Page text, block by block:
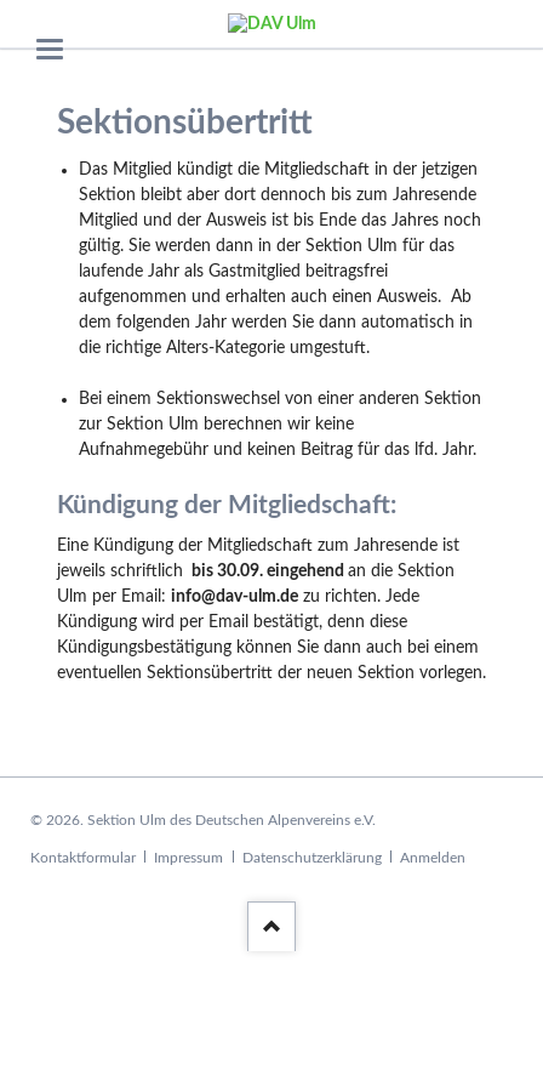
Sektionsübertritt
Das Mitglied kündigt die Mitgliedschaft in der jetzigen
Sektion bleibt aber dort dennoch bis zum Jahresende
Mitglied und der Ausweis ist bis Ende das Jahres noch
gültig. Sie werden dann in der Sektion Ulm für das
laufende Jahr als Gastmitglied beitragsfrei
aufgenommen und erhalten auch einen Ausweis. Ab
dem folgenden Jahr werden Sie dann automatisch in
die richtige Alters-Kategorie umgestuft.
Bei einem Sektionswechsel von einer anderen Sektion
zur Sektion Ulm berechnen wir keine
Aufnahmegebühr und keinen Beitrag für das lfd. Jahr.
Kündigung der Mitgliedschaft:
Eine Kündigung der Mitgliedschaft zum Jahresende ist
jeweils schriftlich
bis 30.09. eingehend an die Sektion
Ulm per Email: info@dav-ulm.de zu richten. Jede
Kündigung wird per Email bestätigt, denn diese
Kündigungsbestätigung können Sie dann auch bei einem
eventuellen Sektionsübertritt der neuen Sektion vorlegen.
© 2026. Sektion Ulm des Deutschen Alpenvereins e.V.
Navigation
Kontaktformular Impressum Datenschutzerklärung Anmelden